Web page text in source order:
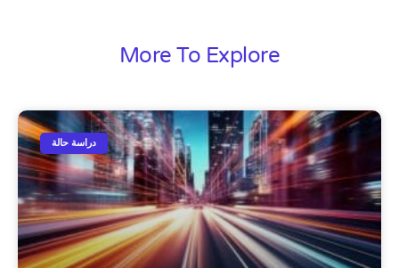
More To Explore
دراسة حالة